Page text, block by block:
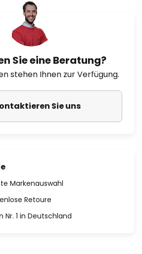
Sie eine Beratung?
stehen Ihnen zur Verfügung.
Sie uns
Markenauswahl
Retoure
Nr. 1 in Deutschland